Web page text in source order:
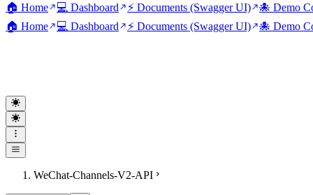
🏠 Home 💻 Dashboard ⚡ Documents (Swagger UI)
🐙 Demo
🏠 Home
💻 Dashboard ⚡ Documents (Swagger UI) 🐙 Demo
WeChat-Channels-V2-API